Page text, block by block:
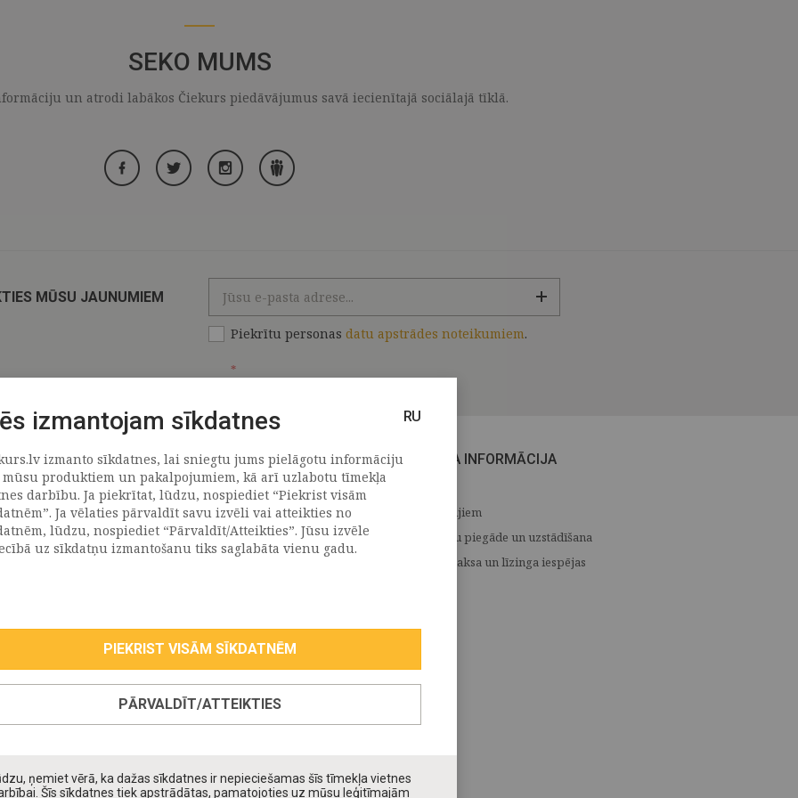
SEKO MUMS
un atrodi labākos Čiekurs piedāvājumus savā iecienītajā sociālajā tīklā.
MŪSU JAUNUMIEM
Piekrītu personas datu apstrādes noteikumiem.
*
matrači
PAR MUMS
Uzņēmums
Vēsture
Kontakti
CITA INFORMĀCIJA
Medijiem
Preču piegāde un uzstādīšana
Apmaksa un līzinga iespējas
izmantojam sīkdatnes RU
izmanto sīkdatnes, lai sniegtu jums pielāgotu informāciju
produktiem un pakalpojumiem, kā arī uzlabotu tīmekļa
darbību. Ja piekrītat, lūdzu, nospiediet “Piekrist visām
Ja vēlaties pārvaldīt savu izvēli vai atteikties no
lūdzu, nospiediet “Pārvaldīt/Atteikties”. Jūsu izvēle
uz sīkdatņu izmantošanu tiks saglabāta vienu gadu.
PIEKRIST VISĀM SĪKDATNĒM
PĀRVALDĪT/ATTEIKTIES
ņemiet vērā, ka dažas sīkdatnes ir nepieciešamas šīs tīmekļa vietnes
Šīs sīkdatnes tiek apstrādātas, pamatojoties uz mūsu leģitīmajām